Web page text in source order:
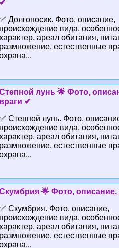
✔
✅ Долгоносик. Фото, описание,
происхождение вида,
хаpaктер, ареал обитания,
размножение, естественные
охрана...
Степной лунь 🌟 Фото,
враги ✔
✅ Степной лунь. Фото,
происхождение вида,
хаpaктер, ареал обитания,
размножение, естественные
охрана...
Скумбрия 🌟 Фото, описание,
✅ Скумбрия. Фото, описание,
происхождение вида,
хаpaктер, ареал обитания,
размножение, естественные
охрана...